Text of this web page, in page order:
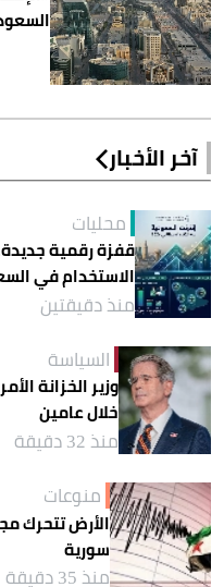
آخر الأخبار
محليات
قفزة رقمية
الاستخدام في
منذ دقيقتين
السياسة
وزير الخزانة
خلال عامين
منذ 32 دقيقة
منوعات
سورية
منذ 35 دقيقة